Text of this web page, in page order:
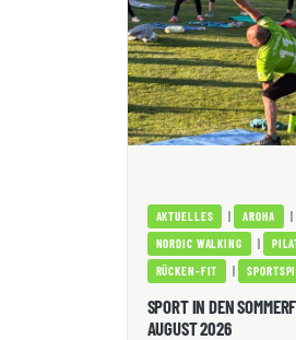
AKTUELLES | AROHA |
NORDIC WALKING |
RÜCKEN-FIT |
SPORT IN DEN
AUGUST 2026